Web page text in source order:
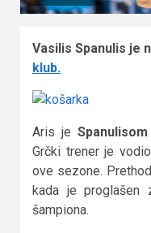
Vasilis Spanulis je
klub.
Aris je Spanulisom
Grčki trener je
ove sezone.
kada je proglašen
šampiona.